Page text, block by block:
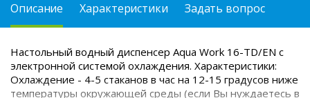
Описание Характеристики Задать вопрос
Настольный водный диспенсер Aqua Work 16-TD/EN с
электронной системой охлаждения. Характеристики:
Охлаждение - 4-5 стаканов в час на 12-15 градусов ниже
температуры окружающей среды (если Вы нуждаетесь в